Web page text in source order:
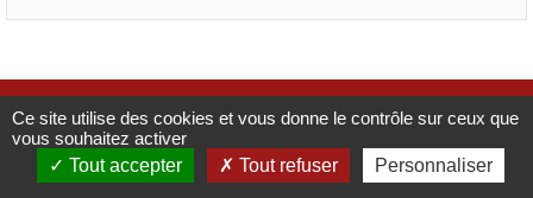
Mentions légales Catalogue CMA France
Ce site utilise des cookies et vous donne le contrôle sur ceux que
vous souhaitez activer
Tout accepter
Tout refuser Personnaliser